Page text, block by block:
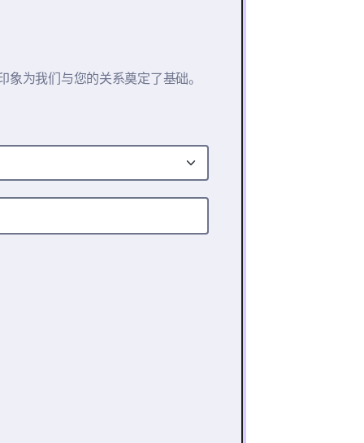
为我们与您的关系奠定了基础。